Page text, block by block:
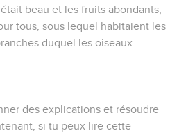
beau et les fruits abondants,
tous, sous lequel habitaient les
duquel les oiseaux
des explications et résoudre
si tu peux lire cette